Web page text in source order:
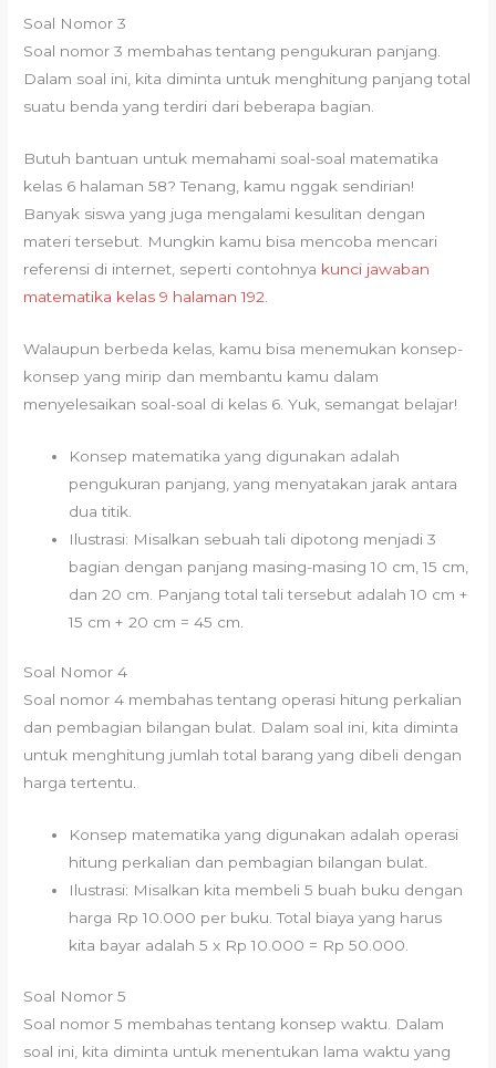
Soal Nomor 3
Soal nomor 3 membahas tentang pengukuran panjang.
Dalam soal ini, kita diminta untuk menghitung panjang total
suatu benda yang terdiri dari beberapa bagian.
Butuh bantuan untuk memahami soal-soal matematika
kelas 6 halaman 58? Tenang, kamu nggak sendirian!
Banyak siswa yang juga mengalami kesulitan dengan
materi tersebut. Mungkin kamu bisa mencoba mencari
referensi di internet, seperti contohnya kunci jawaban
matematika kelas 9 halaman 192
Walaupun berbeda kelas, kamu bisa menemukan konsep-
konsep yang mirip dan membantu kamu dalam
menyelesaikan soal-soal di kelas 6. Yuk, semangat belajar!
Konsep matematika yang digunakan adalah
pengukuran panjang, yang menyatakan jarak antara
dua titik.
Ilustrasi: Misalkan sebuah tali dipotong menjadi 3
bagian dengan panjang masing-masing 10 cm, 15 cm,
dan 20 cm. Panjang total tali tersebut adalah 10 cm +
15 cm + 20 cm = 45 cm.
Soal Nomor 4
Soal nomor 4 membahas tentang operasi hitung perkalian
dan pembagian bilangan bulat. Dalam soal ini, kita diminta
untuk menghitung jumlah total barang yang dibeli dengan
harga tertentu.
Konsep matematika yang digunakan adalah operasi
hitung perkalian dan pembagian bilangan bulat.
Ilustrasi: Misalkan kita membeli 5 buah buku dengan
harga Rp 10.000 per buku. Total biaya yang harus
kita bayar adalah 5 x Rp 10.000 = Rp 50.000.
Soal Nomor 5
Soal nomor 5 membahas tentang konsep waktu. Dalam
soal ini, kita diminta untuk menentukan lama waktu yang